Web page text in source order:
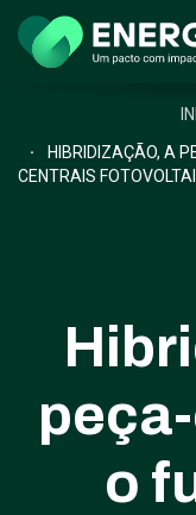
HIBRIDIZAÇÃO, A
CENTRAIS
o